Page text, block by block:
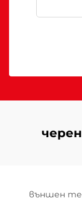
външен